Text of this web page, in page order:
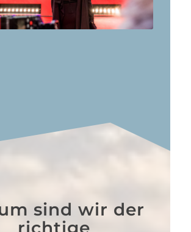
sind wir der
richtige